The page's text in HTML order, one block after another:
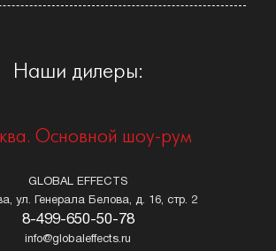
Наши дилеры:
Основной шоу-рум
GLOBAL EFFECTS
ул. Генерала Белова, д. 16, стр. 2
8-499-650-50-78
info@globaleffects.ru